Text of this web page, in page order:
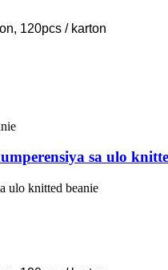
120pcs / karton
sa ulo
ulo knitted beanie